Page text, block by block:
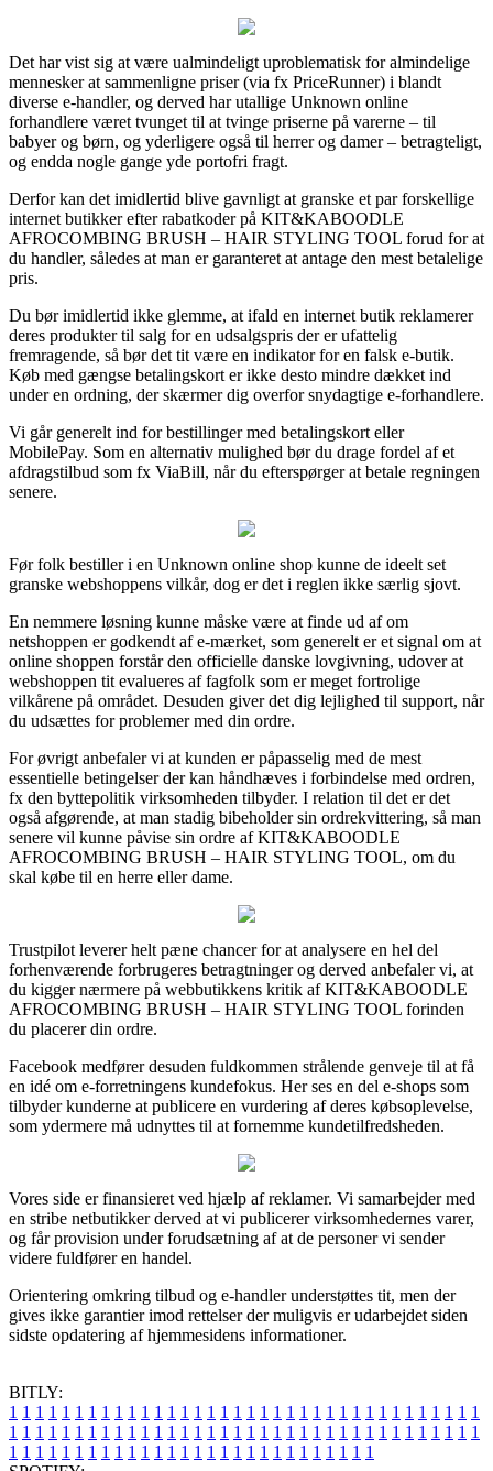
Det har vist sig at være ualmindeligt uproblematisk for almindelige
mennesker at sammenligne priser (via fx PriceRunner) i blandt
diverse e-handler, og derved har utallige Unknown online
forhandlere været tvunget til at tvinge priserne på varerne – til
babyer og børn, og yderligere også til herrer og damer – betragteligt,
og endda nogle gange yde portofri fragt.
Derfor kan det imidlertid blive gavnligt at granske et par forskellige
internet butikker efter rabatkoder på KIT&KABOODLE
AFROCOMBING BRUSH – HAIR STYLING TOOL forud for at
du handler, således at man er garanteret at antage den mest betalelige
pris.
Du bør imidlertid ikke glemme, at ifald en internet butik reklamerer
deres produkter til salg for en udsalgspris der er ufattelig
fremragende, så bør det tit være en indikator for en falsk e-butik.
Køb med gængse betalingskort er ikke desto mindre dækket ind
under en ordning, der skærmer dig overfor snydagtige e-forhandlere.
Vi går generelt ind for bestillinger med betalingskort eller
MobilePay. Som en alternativ mulighed bør du drage fordel af et
afdragstilbud som fx ViaBill, når du efterspørger at betale regningen
senere.
Før folk bestiller i en Unknown online shop kunne de ideelt set
granske webshoppens vilkår, dog er det i reglen ikke særlig sjovt.
En nemmere løsning kunne måske være at finde ud af om
netshoppen er godkendt af e-mærket, som generelt er et signal om at
online shoppen forstår den officielle danske lovgivning, udover at
webshoppen tit evalueres af fagfolk som er meget fortrolige
vilkårene på området. Desuden giver det dig lejlighed til support, når
du udsættes for problemer med din ordre.
For øvrigt anbefaler vi at kunden er påpasselig med de mest
essentielle betingelser der kan håndhæves i forbindelse med ordren,
fx den byttepolitik virksomheden tilbyder. I relation til det er det
også afgørende, at man stadig bibeholder sin ordrekvittering, så man
senere vil kunne påvise sin ordre af KIT&KABOODLE
AFROCOMBING BRUSH – HAIR STYLING TOOL, om du
skal købe til en herre eller dame.
Trustpilot leverer helt pæne chancer for at analysere en hel del
forhenværende forbrugeres betragtninger og derved anbefaler vi, at
du kigger nærmere på webbutikkens kritik af KIT&KABOODLE
AFROCOMBING BRUSH – HAIR STYLING TOOL forinden
du placerer din ordre.
Facebook medfører desuden fuldkommen strålende genveje til at få
en idé om e-forretningens kundefokus. Her ses en del e-shops som
tilbyder kunderne at publicere en vurdering af deres købsoplevelse,
som ydermere må udnyttes til at fornemme kundetilfredsheden.
Vores side er finansieret ved hjælp af reklamer. Vi samarbejder med
en stribe netbutikker derved at vi publicerer virksomhedernes varer,
og får provision under forudsætning af at de personer vi sender
videre fuldfører en handel.
Orientering omkring tilbud og e-handler understøttes tit, men der
gives ikke garantier imod rettelser der muligvis er udarbejdet siden
sidste opdatering af hjemmesidens informationer.
BITLY:
1 1 1 1 1 1 1 1 1 1 1 1 1 1 1 1 1 1 1 1 1 1 1 1 1 1 1 1 1 1 1 1 1 1 1 1
1 1 1 1 1 1 1 1 1 1 1 1 1 1 1 1 1 1 1 1 1 1 1 1 1 1 1 1 1 1 1 1 1 1 1 1
1 1 1 1 1 1 1 1 1 1 1 1 1 1 1 1 1 1 1 1 1 1 1 1 1 1 1 1